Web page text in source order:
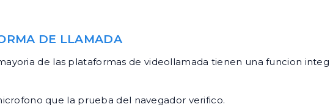
DE LLAMADA
de las plataformas de videollamada tienen una funcion
que la prueba del navegador verifico.